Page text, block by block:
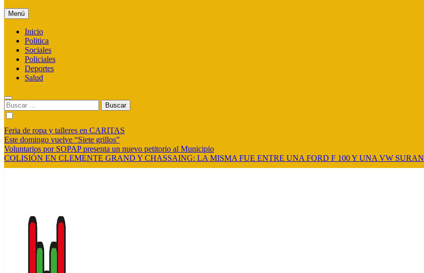
Menú
Inicio
Politica
Sociales
Policiales
Deportes
Salud
Buscar:
Feria de ropa y talleres en CARITAS
Este domingo vuelve “Siete grillos”
Voluntarios por SOPAP presenta un nuevo petitorio al Municipio
COLISIÓN EN CLEMENTE GRAND Y CHASSAING: LA MISMA FUE ENTRE UNA FORD F 100 Y UNA VW SURAN